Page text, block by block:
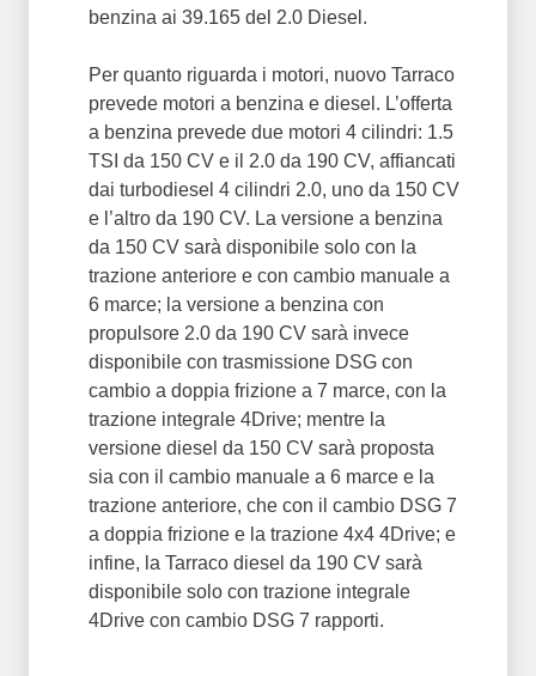
benzina ai 39.165 del 2.0 Diesel.
Per quanto riguarda i motori, nuovo Tarraco
prevede motori a benzina e diesel. L’offerta
a benzina prevede due motori 4 cilindri: 1.5
TSI da 150 CV e il 2.0 da 190 CV, affiancati
dai turbodiesel 4 cilindri 2.0, uno da 150 CV
e l’altro da 190 CV. La versione a benzina
da 150 CV sarà disponibile solo con la
trazione anteriore e con cambio manuale a
6 marce; la versione a benzina con
propulsore 2.0 da 190 CV sarà invece
disponibile con trasmissione DSG con
cambio a doppia frizione a 7 marce, con la
trazione integrale 4Drive; mentre la
versione diesel da 150 CV sarà proposta
sia con il cambio manuale a 6 marce e la
trazione anteriore, che con il cambio DSG 7
a doppia frizione e la trazione 4x4 4Drive; e
infine, la Tarraco diesel da 190 CV sarà
disponibile solo con trazione integrale
4Drive con cambio DSG 7 rapporti.